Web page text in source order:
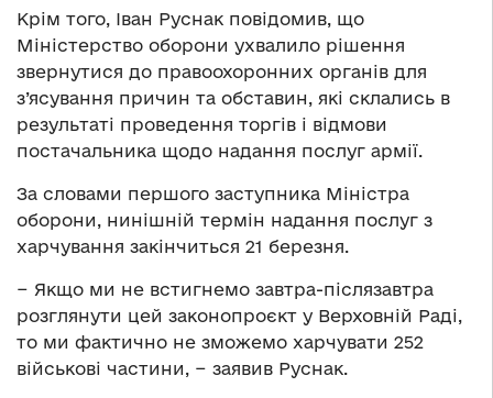
Крім того, Іван Руснак повідомив, що
Міністерство оборони ухвалило рішення
звернутися до правоохоронних органів для
з’ясування причин та обставин, які склались в
результаті проведення торгів і відмови
постачальника щодо надання послуг армії.
За словами першого заступника Міністра
оборони, нинішній термін надання послуг з
харчування закінчиться 21 березня.
− Якщо ми не встигнемо завтра-післязавтра
розглянути цей законопроєкт у Верховній Раді,
то ми фактично не зможемо харчувати 252
військові частини, − заявив Руснак.